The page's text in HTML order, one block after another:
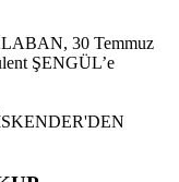
30 Temmuz
ŞENGÜL’e